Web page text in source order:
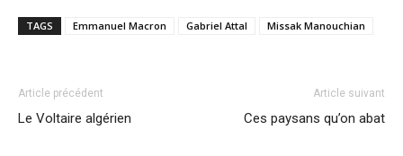
TAGS Emmanuel Macron Gabriel Attal Missak Manouchian
Article précédent
Le Voltaire algérien
Article suivant
Ces paysans qu’on abat